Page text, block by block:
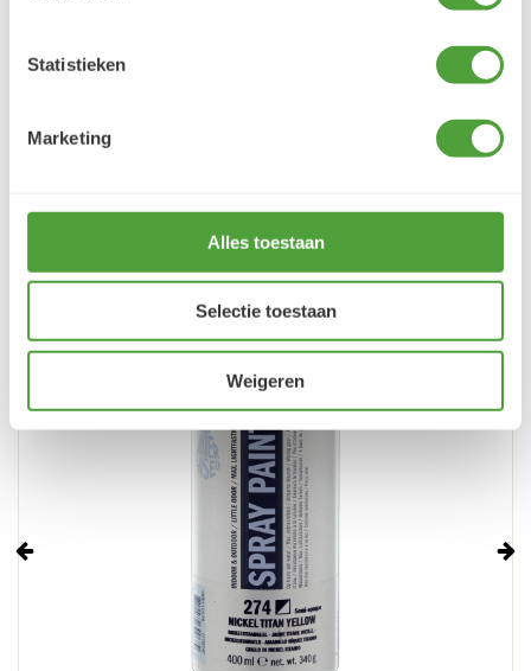
Statistieken
Marketing
Alles toestaan
Selectie toestaan
Weigeren
Vorige